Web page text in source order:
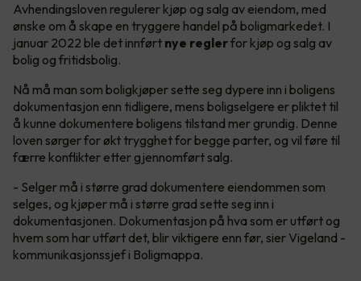
Avhendingsloven regulerer kjøp og salg av eiendom, med
ønske om å skape en tryggere handel på boligmarkedet. I
januar 2022 ble det innført nye reglerfor kjøp og salg av
bolig og fritidsbolig.
Nå må man som boligkjøper sette seg dypere inn i boligens
dokumentasjon enn tidligere, mens boligselgere er pliktet til
å kunne dokumentere boligens tilstand mer grundig. Denne
loven sørger for økt trygghet for begge parter, og vil føre til
færre konflikter etter gjennomført salg.
- Selger må i større grad dokumentere eiendommen som
selges, og kjøper må i større grad sette seg inn i
dokumentasjonen. Dokumentasjon på hva som er utført og
hvem som har utført det, blir viktigere enn før, sier Vigeland -
kommunikasjonssjef i Boligmappa.